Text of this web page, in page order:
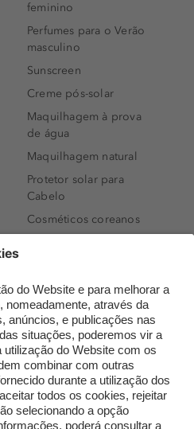
feminino
Perfumes para o Verão
masculino
Sunscreen
Creme pós-solar
Maquilhagem à prova
de água
Maquilhagem natural
Protetor solar para
Cabelo
Cosméticos coreanos
Perfumes árabes
Novidades
Melhores Perfumes
Femininos
TOP 10: Perfumes
Masculinos
Pestanas Postiças